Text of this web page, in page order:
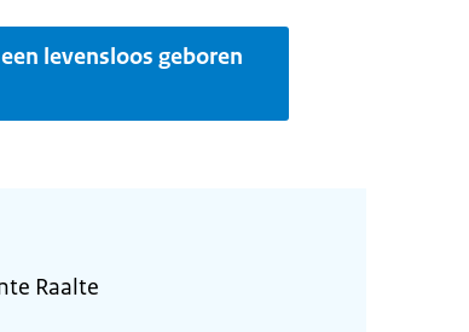
levensloos geboren
Raalte